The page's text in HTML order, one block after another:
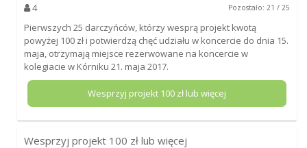
4 Pozostało: 21 / 25
Pierwszych 25 darczyńców, którzy wesprą projekt kwotą
powyżej 100 zł i potwierdzą chęć udziału w koncercie do dnia 15.
maja, otrzymają miejsce rezerwowane na koncercie w
kolegiacie w Kórniku 21. maja 2017.
Wesprzyj projekt 100zł lub więcej
Wesprzyj projekt 100 zł lub więcej